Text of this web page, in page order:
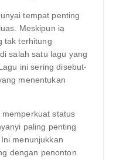
tempat penting
Meskipun ia
tak terhitung
salah satu lagu yang
ini sering disebut-
menentukan
status
paling penting
menunjukkan
dengan penonton